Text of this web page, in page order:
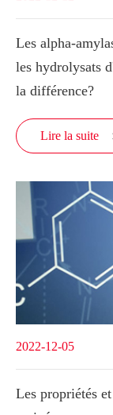
Les alpha-
les hydrolysats
la différence?
Lire la suite
2022-12-05
Les propriétés